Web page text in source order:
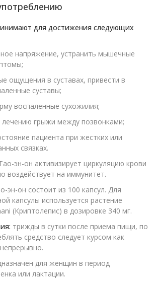
для достижения следующих
напряжение, устранить мышечные
ощущения в суставах, привести в
суставы;
воспаленные сухожилия;
лечению грыжи между позвонками;
пациента при жестких или
связках.
эн-он активизирует циркуляцию крови
воздействует на иммунитет.
эн-он состоит из 100 капсул. Для
капсулы используется растение
(Криптолепис) в дозировке 340 мг.
трижды в сутки после приема пищи, по
средство следует курсом как
для женщин в период
или лактации.